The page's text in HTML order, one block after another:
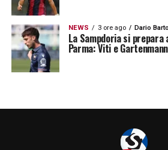
NEWS 3 ore ago Dario
La Sampdoria si prepara
Parma: Viti e